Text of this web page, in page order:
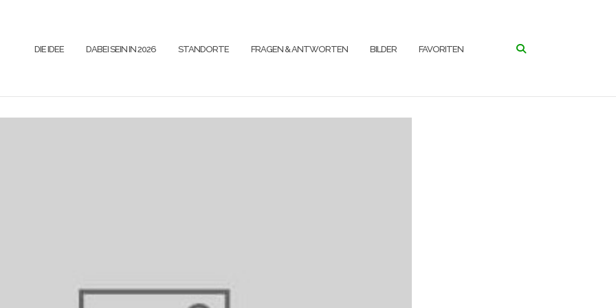
DIE IDEE DABEI SEIN IN 2026 STANDORTE FRAGEN & ANTWORTEN BILDER FAVORITEN